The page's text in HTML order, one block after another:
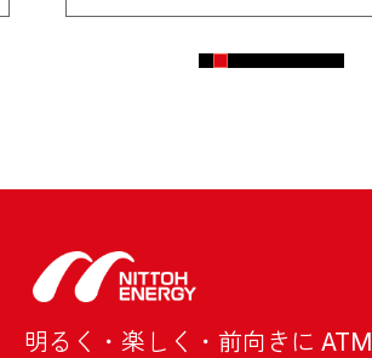
明るく・楽しく・前向きに ATM